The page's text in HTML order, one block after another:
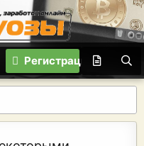
Регистрация